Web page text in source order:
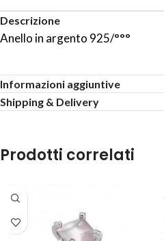
Descrizione
Anello in argento 925/°°°
Informazioni aggiuntive
Shipping & Delivery
Prodotti correlati